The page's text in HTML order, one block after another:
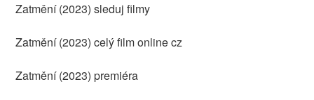
Zatmění (2023) sleduj filmy
Zatmění (2023) celý film online cz
Zatmění (2023) premiéra